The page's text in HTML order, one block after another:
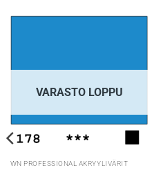
VARASTO LOPPU
WN PROFESSIONAL AKRYYLIVÄRIT